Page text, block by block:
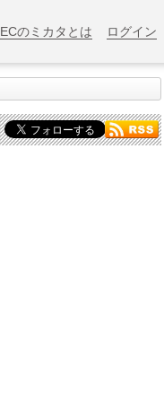
ECのミカタとは ログイン